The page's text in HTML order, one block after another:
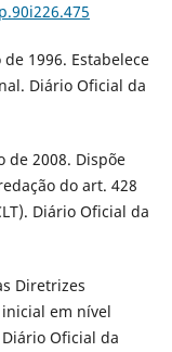
de 1996. Estabelece
Diário Oficial da
de 2008. Dispõe
do art. 428
Diário Oficial da
Diretrizes
em nível
Oficial da